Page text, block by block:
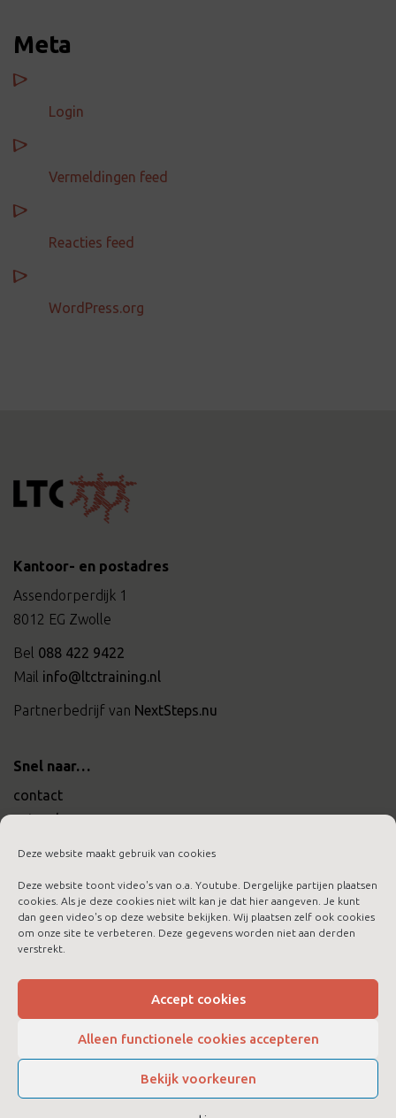
Deze website maakt gebruik van cookies
Deze website toont video's van o.a. Youtube. Dergelijke partijen plaatsen
cookies. Als je deze cookies niet wilt kan je dat hier aangeven. Je kunt
dan geen video's op deze website bekijken. Wij plaatsen zelf ook cookies
om onze site te verbeteren. Deze gegevens worden niet aan derden
verstrekt.
Accept cookies
Alleen functionele cookies accepteren
Bekijk voorkeuren
Meta
Login
Vermeldingen feed
Reacties feed
WordPress.org
Kantoor- en postadres
Assendorperdijk 1
8012 EG Zwolle
Bel 088 422 9422
Mail info@ltctraining.nl
Partnerbedrijf van NextSteps.nu
Snel naar…
contact
actueel
aanmelden nieuwsbrief
disclaimer
privacybeleid